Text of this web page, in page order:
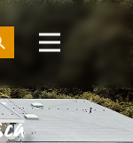
de búsqueda